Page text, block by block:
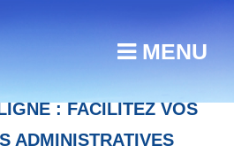
MENU
: FACILITEZ VOS
ADMINISTRATIVES